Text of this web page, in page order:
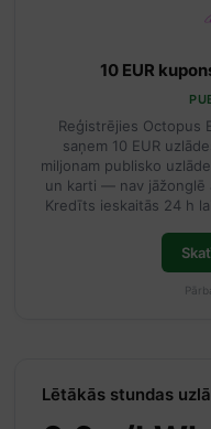
10 EUR
Reģistrējies Octopus
saņem 10 EUR
miljonam publisko
un karti — nav jāžonglē
Kredīts ieskaitās 24 h
Lētākās stundas